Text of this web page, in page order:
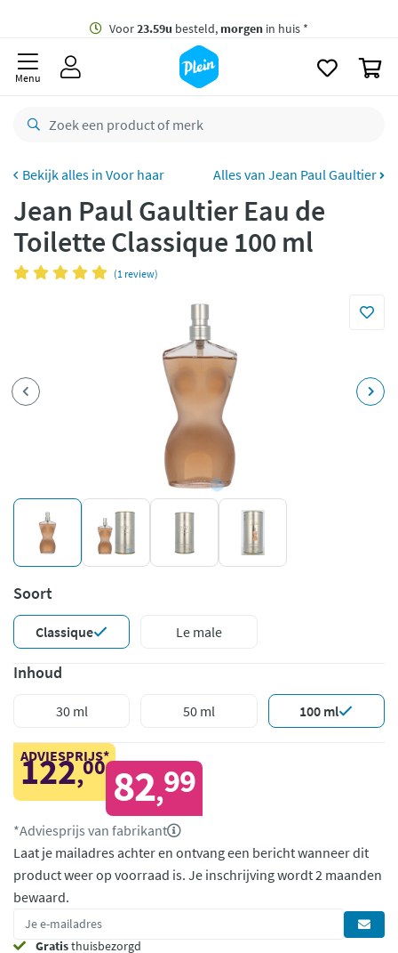
besteld,
retourneren
CO2 neutraal bezorgd
Betaal met Klarna
Menu
Voor haar Alles van Jean Paul Gaultier
Jean Paul Gaultier Eau de
Toilette Classique 100 ml
(1 review)
Soort
Classique Le male
Inhoud
30 ml 50 ml 100 ml
ADVIESPRIJS*
122,00 82,99
*Adviesprijs van fabrikant
Laat je mailadres achter en ontvang een bericht wanneer dit
product weer op voorraad is. Je inschrijving wordt 2 maanden
bewaard.
Gratisthuisbezorgd